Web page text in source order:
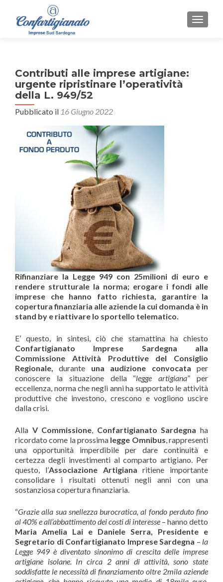
Contributi alle imprese artigiane:
urgente ripristinare l’operatività
della L. 949/52
Pubblicato il 16 Giugno 2022
Rifinanziare la Legge 949 con 25milioni di euro e
rendere strutturale la norma; erogare i fondi alle
imprese che hanno fatto richiesta, garantire la
copertura finanziaria alle aziende la cui domanda è in
stand by e riattivare lo sportello telematico.
E’ questo, in sintesi, ciò che stamattina ha chiesto
Confartigianato Imprese Sardegna alla
Commissione Attività Produttive del Consiglio
Regionale,durante una audizione convocataper
conoscere la situazione della “legge artigiana” per
eccellenza, norma che negli anni ha supportato le attività
produttive che investono, crescono e vogliono uscire
dalla crisi.
Alla V Commissione, Confartigianato Sardegna ha
ricordato come la prossima legge Omnibus, rappresenti
una opportunità imperdibile per dare continuità e
certezza degli investimenti al comparto artigiano. Per
questo, l’Associazione Artigianaritiene importante
consolidare i risultati ottenuti negli anni con una
sostanziosa copertura finanziaria.
“Grazie alla sua snellezza burocratica, al fondo perduto fino
al 40% e all’abbattimento dei costi di interesse – hanno detto
Maria Amelia Lai e Daniele Serra, Presidente e
Segretario di Confartigianato Imprese Sardegna – la
Legge 949 è diventato sinonimo di crescita delle imprese
artigiane isolane. In circa 2 anni di attività, sono state
soddisfatte le necessità di finanziamento oltre 2mila aziende